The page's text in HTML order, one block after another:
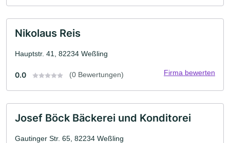
Nikolaus Reis
Hauptstr. 41, 82234 Weßling
0.0 (0 Bewertungen) Firma bewerten
Josef Böck Bäckerei und Konditorei
Gautinger Str. 65, 82234 Weßling